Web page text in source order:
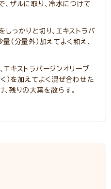
ザルに取り、冷水につけて
っかりと切り、エキストラバ
（分量外）加えてよく和え、
キストラバージンオリーブ
）を加えてよく混ぜ合わせた
残りの大葉を散らす。